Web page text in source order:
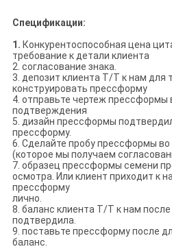
Спецификации:
1. Конкурентоспособная цена
требование к детали клиента
2. согласование знака.
3. депозит клиента T/T к нам для
конструировать прессформу
4. отправьте чертеж прессформы
подтверждения
5. дизайн прессформы
прессформу.
6. Сделайте пробу прессформы
(которое мы получаем
7. образец прессформы семени
осмотра. Или клиент приходит к
прессформу
лично.
8. баланс клиента T/T к нам
подтвердила.
9. поставьте прессформу после
баланс.